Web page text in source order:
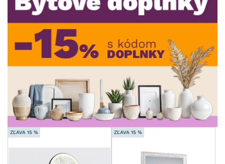
DEKOR
ROZMERY
max. cm
min. cm max. cm
min. cm max. cm
FUNKCIE
POVRCHOVÁ ÚPRAVA
TVAR
ZĽAVA 15 % ZĽAVA 15 %